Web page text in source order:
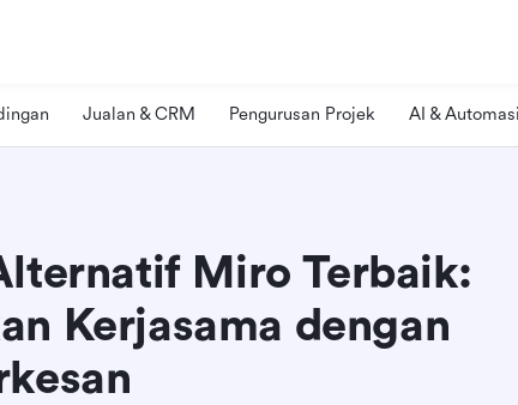
Jualan & CRM Pengurusan Projek AI & Automasi
Miro Terbaik:
Kerjasama dengan